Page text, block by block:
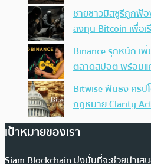
ชายชาวมิสซูรีถูกฟ้
ลงทุน Bitcoin เพื่อเ
Binance รุกหนัก เ
ตลาดสปอต พร้อม
Bitwise ฟันธง คริป
กฎหมาย Clarity
เป้าหมายของเรา
Siam Blockchain มุ่งมั่นที่จะช่วยนำเส